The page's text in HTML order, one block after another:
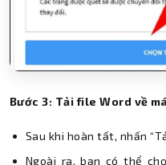
Bước 3: Tải file Word về
Sau khi hoàn tất, nhấn
Ngoài ra, bạn có thể